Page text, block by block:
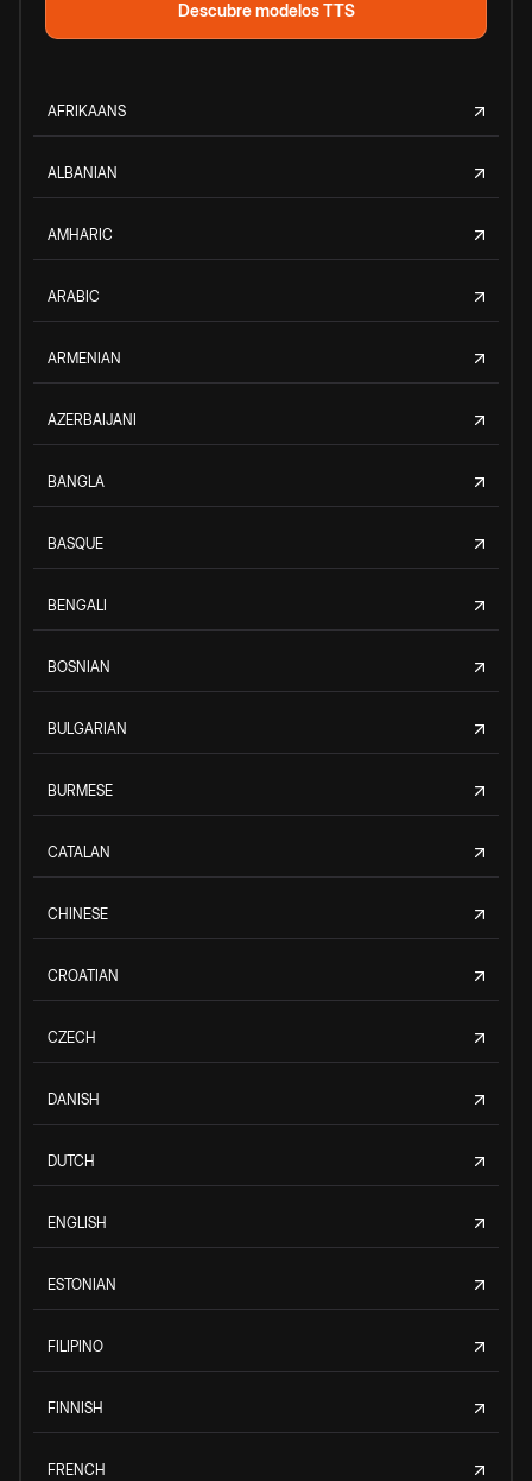
Descubre modelos TTS
AFRIKAANS
ALBANIAN
AMHARIC
ARABIC
ARMENIAN
AZERBAIJANI
BANGLA
BASQUE
BENGALI
BOSNIAN
BULGARIAN
BURMESE
CATALAN
CHINESE
CROATIAN
CZECH
DANISH
DUTCH
ENGLISH
ESTONIAN
FILIPINO
FINNISH
FRENCH